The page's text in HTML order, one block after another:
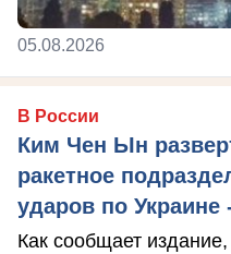
05.08.2026
В России
Ким Чен Ын
ракетное
ударов по Украине
Как сообщает